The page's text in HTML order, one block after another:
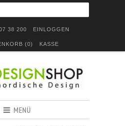
38 200 EINLOGGEN
(0) KASSE
MENÜ